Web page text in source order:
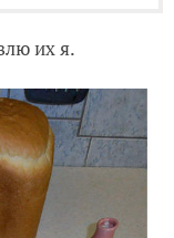
их я.